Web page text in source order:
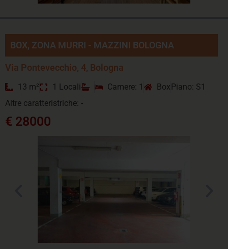
BOX, ZONA MURRI - MAZZINI BOLOGNA
Via Pontevecchio, 4, Bologna
13 m² 1 Locali Camere: 1 Box Piano: S1
Altre caratteristriche: -
€ 28000